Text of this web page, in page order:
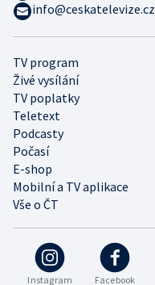
Instagram Facebook
TV program
Živé vysílání
TV poplatky
Teletext
Podcasty
Počasí
E-shop
Mobilní a TV aplikace
Vše o ČT
info@ceskatelevize.cz